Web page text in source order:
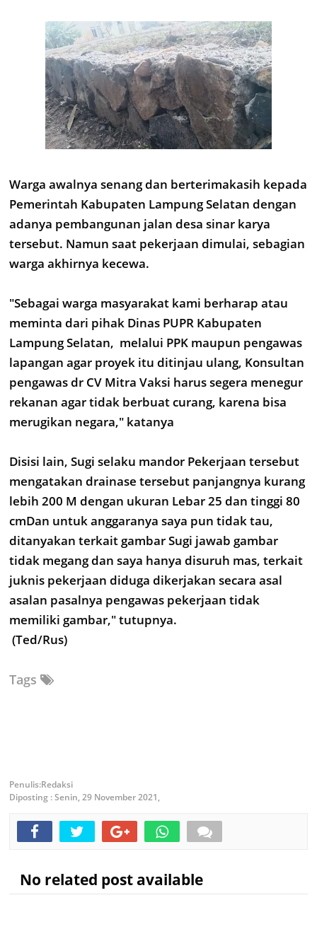
Warga awalnya senang dan berterimakasih kepada
Pemerintah Kabupaten Lampung Selatan dengan
adanya pembangunan jalan desa sinar karya
tersebut. Namun saat pekerjaan dimulai, sebagian
warga akhirnya kecewa.
"Sebagai warga masyarakat kami berharap atau
meminta dari pihak Dinas PUPR Kabupaten
Lampung Selatan, melalui PPK maupun pengawas
lapangan agar proyek itu ditinjau ulang, Konsultan
pengawas dr CV Mitra Vaksi harus segera menegur
rekanan agar tidak berbuat curang, karena bisa
merugikan negara," katanya
Disisi lain, Sugi selaku mandor Pekerjaan tersebut
mengatakan drainase tersebut panjangnya kurang
lebih 200 M dengan ukuran Lebar 25 dan tinggi 80
cmDan untuk anggaranya saya pun tidak tau,
ditanyakan terkait gambar Sugi jawab gambar
tidak megang dan saya hanya disuruh mas, terkait
juknis pekerjaan diduga dikerjakan secara asal
asalan pasalnya pengawas pekerjaan tidak
memiliki gambar," tutupnya.
(Ted/Rus)
Tags
Redaksi
Diposting :Senin, 29 November 2021,
No related post available